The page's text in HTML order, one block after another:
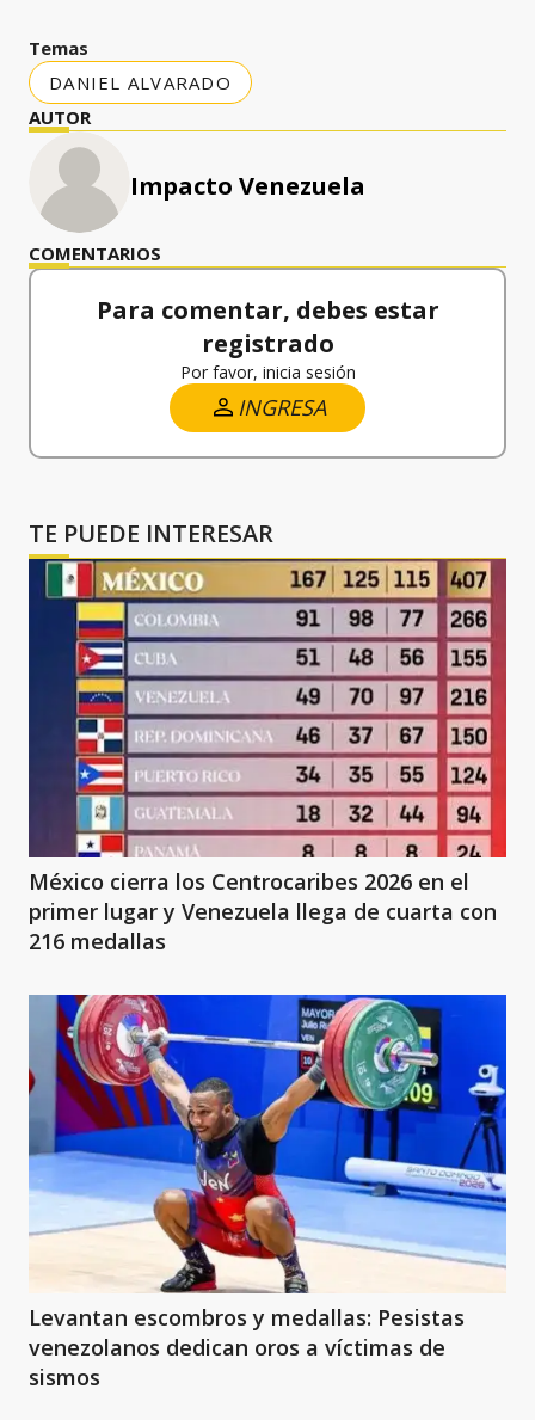
Temas
DANIEL ALVARADO
AUTOR
Impacto Venezuela
COMENTARIOS
Para comentar, debes estar
registrado
Por favor, inicia sesión
INGRESA
TE PUEDE INTERESAR
México cierra los Centrocaribes 2026 en el
primer lugar y Venezuela llega de cuarta con
216 medallas
Levantan escombros y medallas: Pesistas
venezolanos dedican oros a víctimas de
sismos